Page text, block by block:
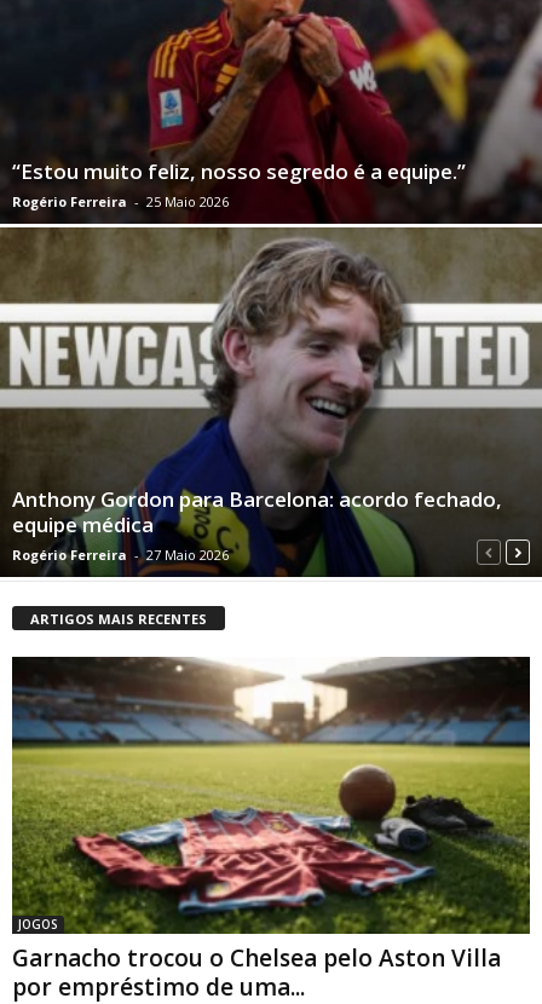
“Estou muito feliz, nosso segredo é a equipe.”
Rogério Ferreira - 25 Maio 2026
Anthony Gordon para Barcelona: acordo fechado,
equipe médica
Rogério Ferreira - 27 Maio 2026
ARTIGOS MAIS RECENTES
JOGOS
Garnacho trocou o Chelsea pelo Aston Villa
por empréstimo de uma...